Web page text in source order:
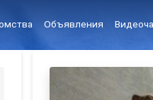
Объявления